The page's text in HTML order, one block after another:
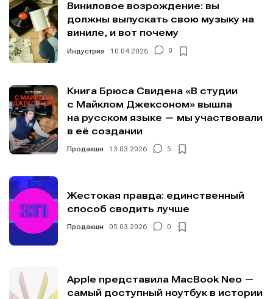
Виниловое возрождение: вы
должны выпускать свою музыку на
виниле, и вот почему
Индустрия 10.04.2026 0
Книга Брюса Свидена «В студии
с Майклом Джексоном» вышла
на русском языке — мы участвовали
в её создании
Продакшн 13.03.2026 5
Жестокая правда: единственный
способ сводить лучше
Продакшн 05.03.2026 0
Apple представила MacBook Neo —
самый доступный ноутбук в истории